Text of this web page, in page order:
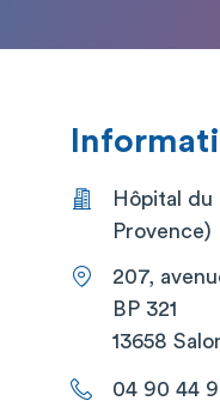
Hôpital du
Provence)
207,
BP 321
13658
04 90 44